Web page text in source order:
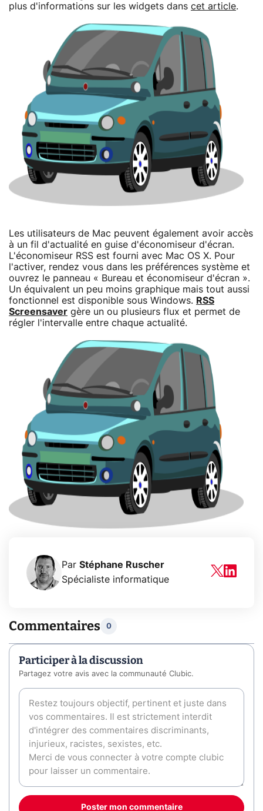
plus d'informations sur les widgets dans cet article.
Les utilisateurs de Mac peuvent également avoir accès
à un fil d'actualité en guise d'économiseur d'écran.
L'économiseur RSS est fourni avec Mac OS X. Pour
l'activer, rendez vous dans les préférences système et
ouvrez le panneau « Bureau et économiseur d'écran ».
Un équivalent un peu moins graphique mais tout aussi
fonctionnel est disponible sous Windows. RSS
Screensaver gère un ou plusieurs flux et permet de
régler l'intervalle entre chaque actualité.
Par Stéphane Ruscher
Spécialiste informatique
Commentaires 0
Participer à la discussion
Partagez votre avis avec la communauté Clubic.
Poster mon commentaire